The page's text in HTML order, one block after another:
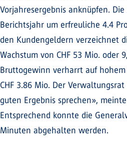
Vorjahresergebnis anknüpfen.
Berichtsjahr um erfreuliche 4.4
den Kundengeldern verzeichnet
Wachstum von CHF 53 Mio. oder
Bruttogewinn verharrt auf
CHF 3.86 Mio. Der
guten Ergebnis sprechen»,
Entsprechend konnte die
Minuten abgehalten werden.